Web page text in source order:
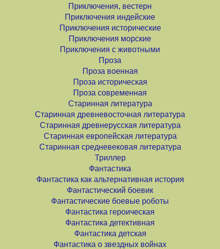
Приключения, вестерн
Приключения индейские
Приключения исторические
Приключения морские
Приключения с животными
Проза
Проза военная
Проза историческая
Проза современная
Старинная литература
Старинная древневосточная литература
Старинная древнерусская литература
Старинная европейская литература
Старинная средневековая литература
Триллер
Фантастика
Фантастика как альтернативная история
Фантастический боевик
Фантастические боевые роботы
Фантастика героическая
Фантастика детективная
Фантастика детская
Фантастика о звездных войнах